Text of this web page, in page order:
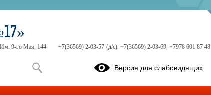
Им. 9-го Мая, 144
+7(36569) 2-03-57 (д/с), +7(36569) 2-03-69, +7978 601 87 48
Версия для слабовидящих